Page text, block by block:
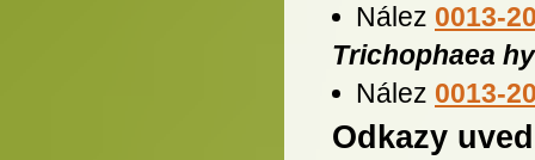
Nález 0013-
Trichophaea
Nález 0013-
Odkazy